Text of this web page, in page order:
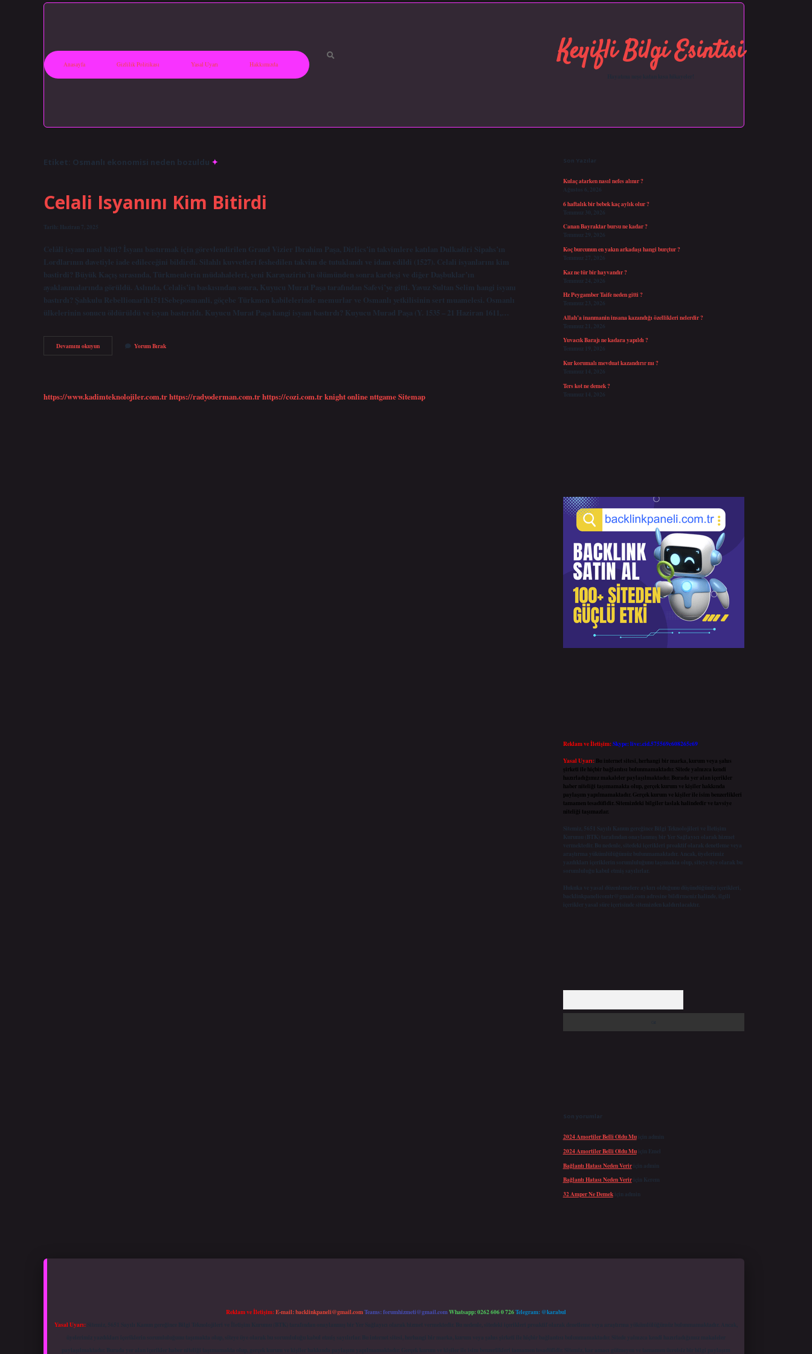
Anasayfa Gizlilik Politikası Yasal Uyarı Hakkımızda Keyifli Bilgi Esintisi
Etiket: Osmanlı ekonomisi neden bozuldu
Celali Isyanını Kim Bitirdi
Tarih: Haziran 7, 2025
Celâlî isyanı nasıl bitti? İsyanı bastırmak için görevlendirilen Grand Vizier Ibrahim Paşa, Dirlics’in takvimlere katılan Dulkadiri Sipahs’ın
Lordlarının davetiyle iade edileceğini bildirdi. Silahlı kuvvetleri feshedilen takvim de tutuklandı ve idam edildi (1527). Celali isyanlarını kim
bastirdi? Büyük Kaçış sırasında, Türkmenlerin müdahaleleri, yeni Karayazirin’in ölümünden sonra kardeşi ve diğer Daşbuklar’ın
ayaklanmalarında görüldü. Aslında, Celalis’in baskısından sonra, Kuyucu Murat Paşa tarafından Safevi’ye gitti. Yavuz Sultan Selim hangi isyanı
bastırdı? Şahkulu Rebellionarih1511Sebeposmanli, göçebe Türkmen kabilelerinde memurlar ve Osmanlı yetkilisinin sert muamelesi. Osmanlı
ülkelerinin sonucu öldürüldü ve isyan bastırıldı. Kuyucu Murat Paşa hangi isyanı bastırdı? Kuyucu Murad Paşa (Y. 1535 – 21 Haziran 1611,…
Devamını okuyunCelali
Isyanını
Yorum Bırak
https://www.kadimteknolojiler.com.trhttps://radyoderman.com.trhttps://cozi.com.trknight onlinenttgameSitemap
Son Yazılar
Kulaç atarken nasıl nefes alınır ?
Ağustos 6, 2026
6 haftalık bir bebek kaç aylık olur ?
Temmuz 30, 2026
Canan Bayraktar bursu ne kadar ?
Temmuz 29, 2026
Koç burcunun en yakın arkadaşı hangi burçtur ?
Temmuz 27, 2026
Kaz ne tür bir hayvandır ?
Temmuz 24, 2026
Hz Peygamber Taife neden gitti ?
Temmuz 23, 2026
Allah’a inanmanin insana kazandığı özellikleri nelerdir ?
Temmuz 21, 2026
Yuvacık Barajı ne kadara yapıldı ?
Temmuz 19, 2026
Kur korumalı mevduat kazandırır mı ?
Temmuz 14, 2026
Ters kot ne demek ?
Temmuz 14, 2026
Reklam ve İletişim:Skype: live:.cid.575569c608265c69
Yasal Uyarı: Bu internet sitesi, herhangi bir marka, kurum veya şahıs
şirketi ile hiçbir bağlantısı bulunmamaktadır. Sitede yalnızca kendi
hazırladığımız makaleler paylaşılmaktadır. Burada yer alan içerikler
haber niteliği taşımamakta olup, gerçek kurum ve kişiler hakkında
paylaşım yapılmamaktadır. Gerçek kurum ve kişiler ile isim benzerlikleri
tamamen tesadüfidir. Sitemizdeki bilgiler taslak halindedir ve tavsiye
niteliği taşımazlar.
Sitemiz, 5651 Sayılı Kanun gereğince Bilgi Teknolojileri ve İletişim
Kurumu (BTK) tarafından onaylanmış bir Yer Sağlayıcı olarak hizmet
vermektedir. Bu nedenle, sitedeki içerikleri proaktif olarak denetleme veya
araştırma yükümlülüğümüz bulunmamaktadır. Ancak, üyelerimiz
yazdıkları içeriklerin sorumluluğunu taşımakta olup, siteye üye olarak bu
sorumluluğu kabul etmiş sayılırlar.
Hukuka ve yasal düzenlemelere aykırı olduğunu düşündüğünüz içerikleri,
backlinkpanelicomtr@gmail.com adresine bildirmeniz halinde, ilgili
içerikler yasal süre içerisinde sitemizden kaldırılacaktır.
Son yorumlar
2024 Amortiler Belli Oldu Muiçin admin
2024 Amortiler Belli Oldu Muiçin Emel
Bağlantı Hatası Neden Veririçin admin
Bağlantı Hatası Neden Veririçin Kerem
32 Amper Ne Demekiçin admin
Reklam ve İletişim:E-mail:backlinkpaneli@gmail.comTeams:forumhizmeti@gmail.comWhatsapp: 0262 606 0 726Telegram: @karabul
Yasal Uyarı:Sitemiz, 5651 Sayılı Kanun gereğince Bilgi Teknolojileri ve İletişim Kurumu (BTK) tarafından onaylanmış bir Yer Sağlayıcı olarak hizmet vermektedir. Bu nedenle, sitedeki içerikleri proaktif olarak denetleme veya araştırma yükümlülüğümüz bulunmamaktadır. Ancak,